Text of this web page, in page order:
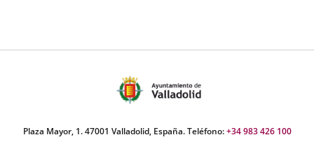
Plaza Mayor, 1. 47001 Valladolid, España. Teléfono:+34 983 426 100